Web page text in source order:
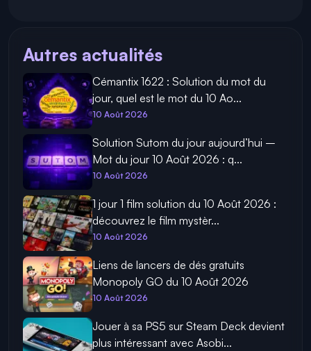
Autres actualités
Cémantix 1622 : Solution du mot du
jour, quel est le mot du 10 Ao...
10 Août 2026
Solution Sutom du jour aujourd’hui –
Mot du jour 10 Août 2026 : q...
10 Août 2026
1 jour 1 film solution du 10 Août 2026 :
découvrez le film mystèr...
10 Août 2026
Liens de lancers de dés gratuits
Monopoly GO du 10 Août 2026
10 Août 2026
Jouer à sa PS5 sur Steam Deck devient
plus intéressant avec Asobi...